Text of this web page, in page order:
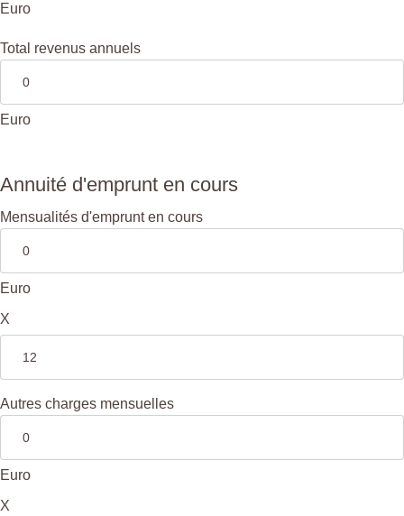
Euro
Total revenus annuels
Euro
Annuité d'emprunt en cours
Mensualités d'emprunt en cours
Euro
X
Autres charges mensuelles
Euro
X